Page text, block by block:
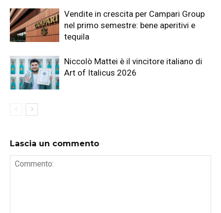
Vendite in crescita per Campari Group
nel primo semestre: bene aperitivi e
tequila
Niccolò Mattei è il vincitore italiano di
Art of Italicus 2026
Lascia un commento